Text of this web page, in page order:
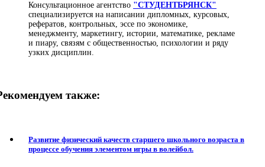
Консультационное агентство "СТУДЕНТБРЯНСК"
специализируется на написании дипломных, курсовых,
рефератов, контрольных, эссе по экономике,
менеджменту, маркетингу, истории, математике, рекламе
и пиару, связям с общественностью, психологии и ряду
узких дисциплин.
также:
Развитие физический качеств старшего школьного возраста в
процессе обучения элементом игры в волейбол.